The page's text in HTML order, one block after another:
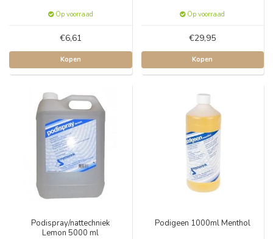
Op voorraad
€6,61
Kopen
Op voorraad
€29,95
Kopen
Podispray/nattechniek
Lemon 5000 ml
Podigeen 1000ml Menthol